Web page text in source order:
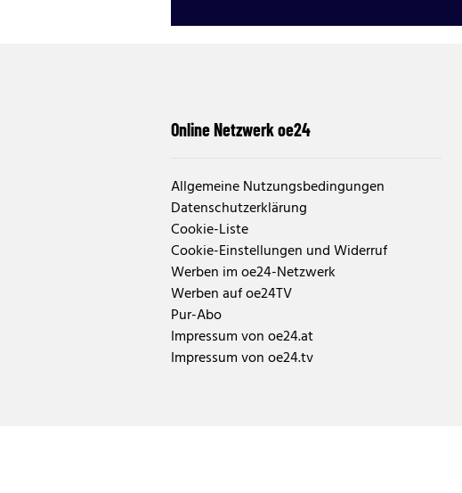
Online Netzwerk oe24
Allgemeine Nutzungsbedingungen
Datenschutzerklärung
Cookie-Liste
Cookie-Einstellungen und Widerruf
Werben im oe24-Netzwerk
Werben auf oe24TV
Pur-Abo
Impressum von oe24.at
Impressum von oe24.tv